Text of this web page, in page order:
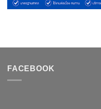
FACEBOOK